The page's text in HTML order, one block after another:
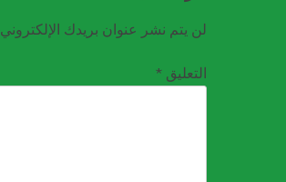
لن يتم نشر عنوان بريدك الإلكتروني.
التعليق *